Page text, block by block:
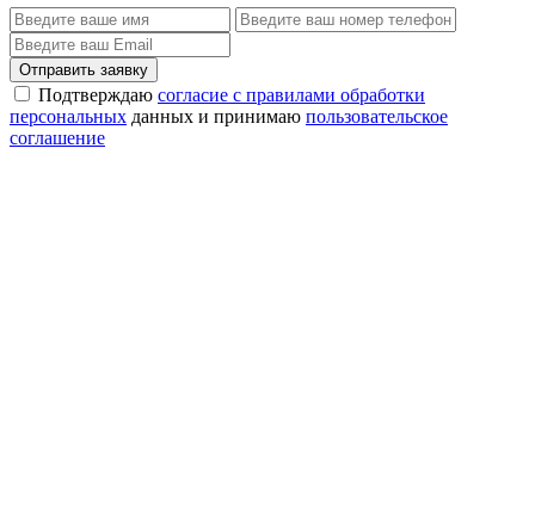
Отправить заявку
Подтверждаю согласие с правилами обработки
персональных данных и принимаю пользовательское
соглашение